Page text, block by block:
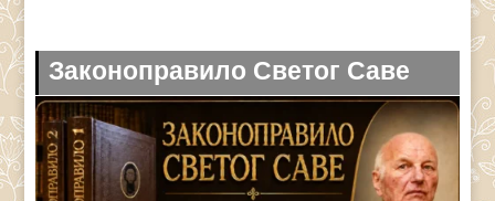
Законоправило Светог Саве